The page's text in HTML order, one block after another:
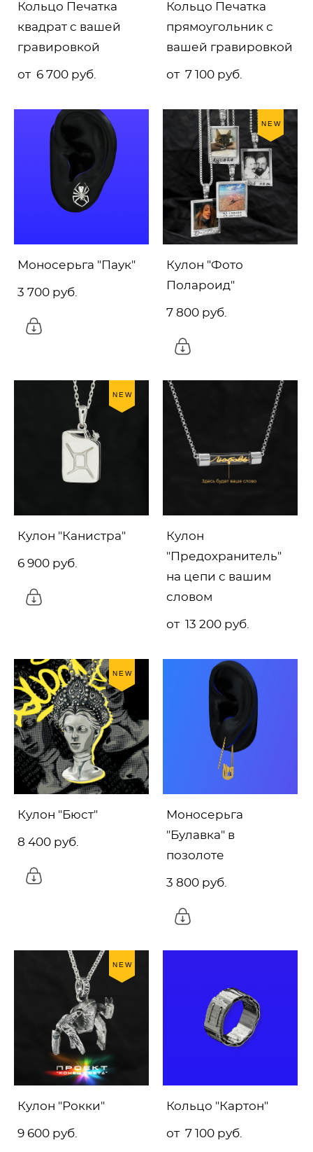
Кольцо Печатка
квадрат с вашей
гравировкой
от 6 700 pуб.
Кольцо Печатка
прямоугольник с
вашей гравировкой
от 7 100 pуб.
Моносерьга "Паук"
3 700 pуб.
NEW
Кулон "Фото
Полароид"
7 800 pуб.
NEW
Кулон "Канистра"
6 900 pуб.
Кулон
"Предохранитель"
на цепи с вашим
словом
от 13 200 pуб.
NEW
Кулон "Бюст"
8 400 pуб.
Моносерьга
"Булавка" в
позолоте
3 800 pуб.
NEW
Кулон "Рокки"
9 600 pуб.
Кольцо "Картон"
от 7 100 pуб.